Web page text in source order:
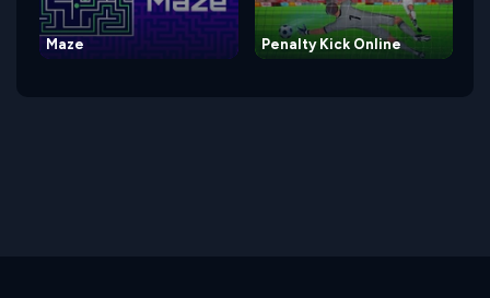
Maze Penalty Kick Online